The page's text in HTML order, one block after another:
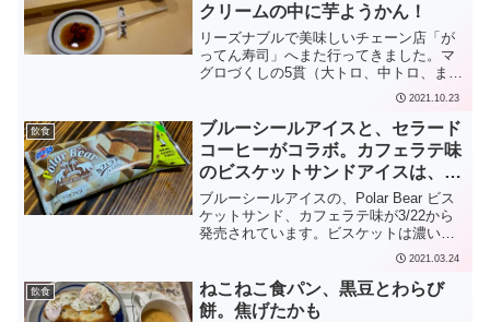
クリームの中に芋ようかん！
リーズナブルで美味しいチェーン店「が
ってん寿司」へまた行ってきました。マ
グロづくしの5貫（大トロ、中トロ、まぐ
ろ、トロびんちょう、上ネギトロ巻）。
タレ漬け油揚げとご飯4貫分の上に刺身の
切れ端がたんまり乗った「宝船」。カレ
イの唐揚げ。皮と身は...
2021.10.23
飲食
ブルーシールアイスと、セラード
コーヒーがコラボ。カフェラテ味
のビスケットサンドアイスは、香
料を使わず本物のコーヒーで味付
け。
ブルーシールアイスの、Polar Bear ビス
ケットサンド、カフェラテ味が3/22から
発売されています。ビスケットは濃い茶
色のカカオビスケット。コーヒーアイス
は香料を使わずに！エチオピア産とベト
ナム産のコーヒーを使用。セラードコー
ヒーさん...
2021.03.24
飲食
ねこねこ食パン、黒豆とわらび
餅。焦げたかも